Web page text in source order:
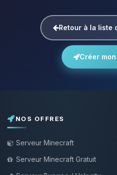
Retour à la liste
Créer
NOS OFFRES
Serveur Minecraft
Serveur Minecraft Gratuit